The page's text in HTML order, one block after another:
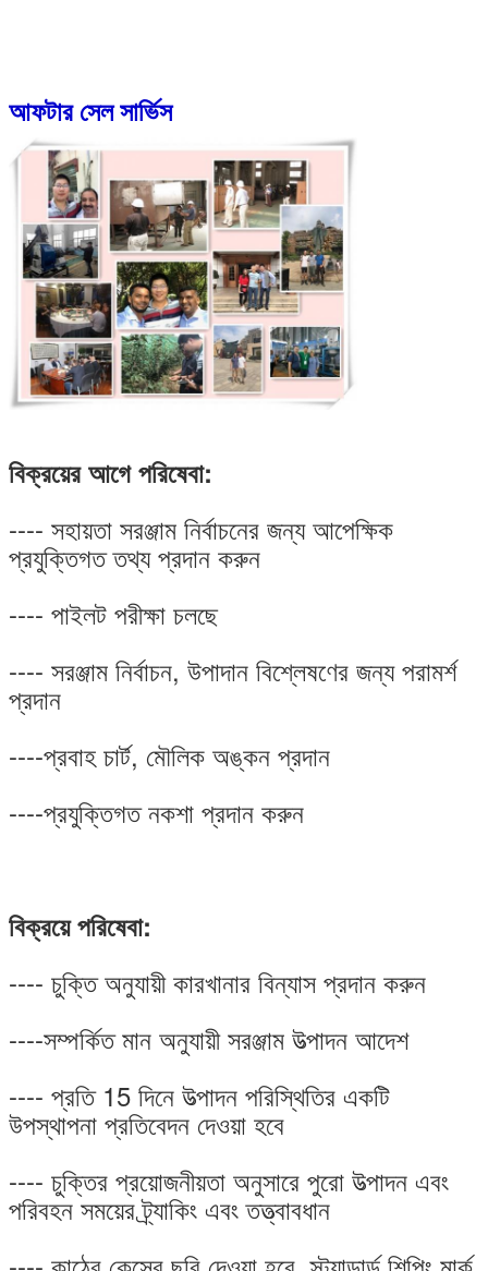
আফটার সেল সার্ভিস
বিক্রয়ের আগে পরিষেবা:
---- সহায়তা সরঞ্জাম নির্বাচনের জন্য আপেক্ষিক
প্রযুক্তিগত তথ্য প্রদান করুন
---- পাইলট পরীক্ষা চলছে
---- সরঞ্জাম নির্বাচন, উপাদান বিশ্লেষণের জন্য পরামর্শ
প্রদান
----প্রবাহ চার্ট, মৌলিক অঙ্কন প্রদান
----প্রযুক্তিগত নকশা প্রদান করুন
বিক্রয়ে পরিষেবা:
---- চুক্তি অনুযায়ী কারখানার বিন্যাস প্রদান করুন
----সম্পর্কিত মান অনুযায়ী সরঞ্জাম উত্পাদন আদেশ
---- প্রতি 15 দিনে উত্পাদন পরিস্থিতির একটি
উপস্থাপনা প্রতিবেদন দেওয়া হবে
---- চুক্তির প্রয়োজনীয়তা অনুসারে পুরো উত্পাদন এবং
পরিবহন সময়ের ট্র্যাকিং এবং তত্ত্বাবধান